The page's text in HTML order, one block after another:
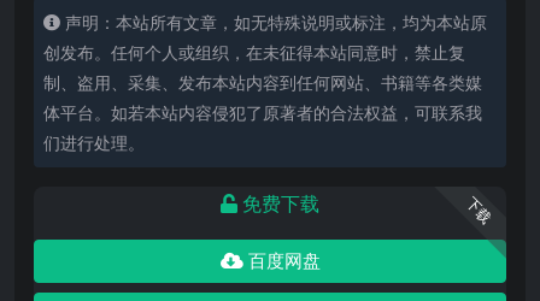
声明：本站所有文章，如无特殊说明或标注，均为本站原
创发布。任何个人或组织，在未征得本站同意时，禁止复
制、盗用、采集、发布本站内容到任何网站、书籍等各类媒
体平台。如若本站内容侵犯了原著者的合法权益，可联系我
们进行处理。
下载
免费下载
百度网盘